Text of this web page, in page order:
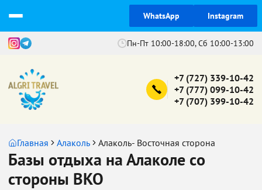
WhatsApp Instagram
Пн-Пт 10:00-18:00, Сб 10:00-13:00
+7 (727) 339-10-42
+7 (777) 099-10-42
+7 (707) 399-10-42
Главная Алаколь Алаколь- Восточная сторона
Базы отдыха на Алаколе со
стороны ВКО